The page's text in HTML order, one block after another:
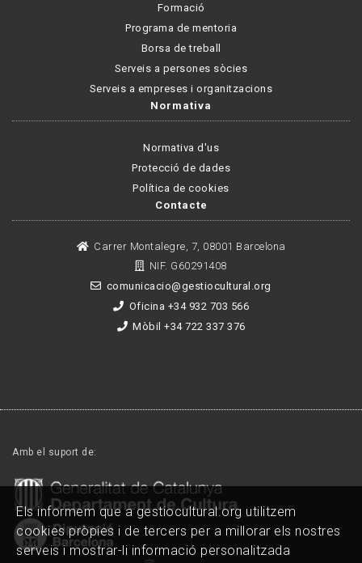
Formació
Programa de mentoria
Borsa de treball
Serveis a persones sòcies
Serveis a empreses i organitzacions
Normativa
Normativa d'us
Protecció de dades
Política de cookies
Contacte
Carrer Montalegre, 7, 08001 Barcelona
NIF. G60291408
comunicacio@gestiocultural.org
Oficina +34 932 703 566
Mòbil +34 722 337 376
Amb el suport de:
Els informem que a gestiocultural.org utilitzem
cookies pròpies i de tercers per a millorar els nostres
serveis i mostrar-li informació personalitzada